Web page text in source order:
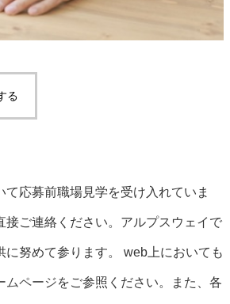
る
応募前職場見学を受け入れていま
ご連絡ください。アルプスウェイで
努めて参ります。 web上においても
ムページをご参照ください。また、各